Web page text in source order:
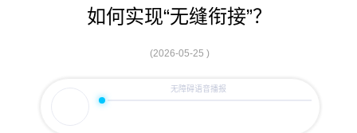
如何实现“无缝衔接”？
(2026-05-25 )